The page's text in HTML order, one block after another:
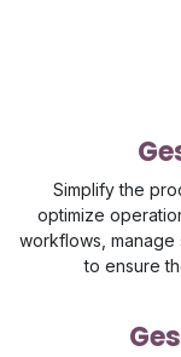
Simplify the
optimize
workflows, manage
to ensure